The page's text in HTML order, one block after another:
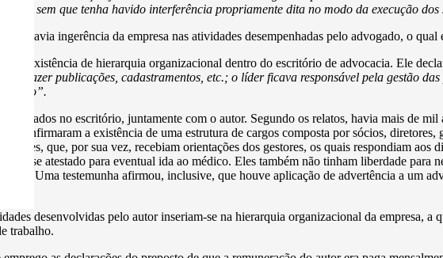
sem que tenha havido interferência propriamente dita no modo da execução dos
havia ingerência da empresa nas atividades desempenhadas pelo advogado, o
a existência de hierarquia organizacional dentro do escritório de advocacia. Ele
fazer publicações, cadastramentos, etc.; o líder ficava responsável pela gestão
gestão”.
no escritório, juntamente com o autor. Segundo os relatos, havia mais de
confirmaram a existência de uma estrutura de cargos composta por sócios, diretores,
que, por sua vez, recebiam orientações dos gestores, os quais respondiam aos
se atestado para eventual ida ao médico. Eles também não tinham liberdade
Uma testemunha afirmou, inclusive, que houve aplicação de advertência a um
desenvolvidas pelo autor inseriam-se na hierarquia organizacional da empresa, a
trabalho.